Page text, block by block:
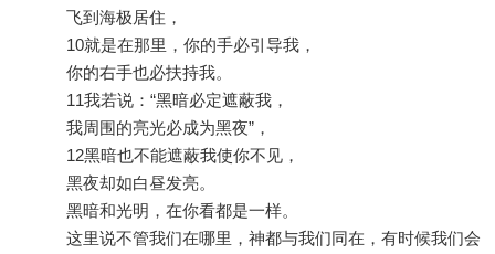
飞到海极居住，
10就是在那里，你的手必引导我，
你的右手也必扶持我。
11我若说：“黑暗必定遮蔽我，
我周围的亮光必成为黑夜”，
12黑暗也不能遮蔽我使你不见，
黑夜却如白昼发亮。
黑暗和光明，在你看都是一样。
这里说不管我们在哪里，神都与我们同在，有时候我们会